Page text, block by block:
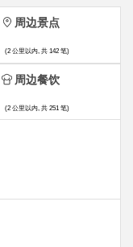
周边景点
(2 公里以内, 共 142 笔)
周边餐饮
(2 公里以内, 共 251 笔)